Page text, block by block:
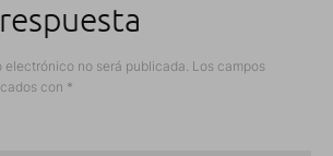
electrónico no será publicada. Los campos
con *